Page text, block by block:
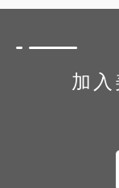
加入